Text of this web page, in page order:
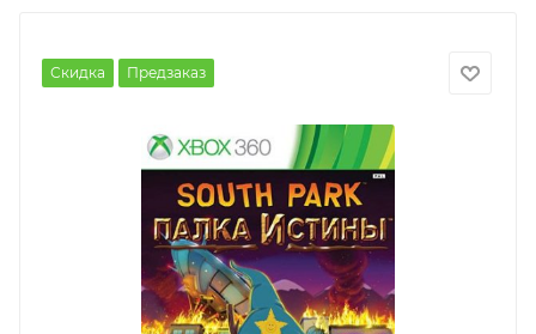
Скидка Предзаказ